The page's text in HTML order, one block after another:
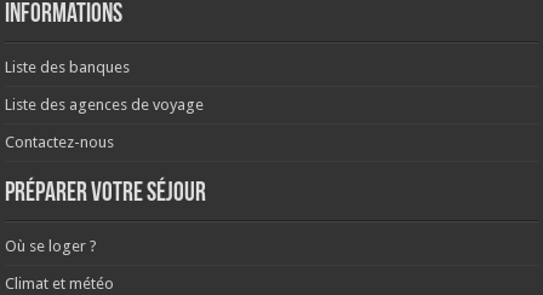
Informations
Liste des banques
Liste des agences de voyage
Contactez-nous
Préparer votre séjour
Où se loger ?
Climat et météo